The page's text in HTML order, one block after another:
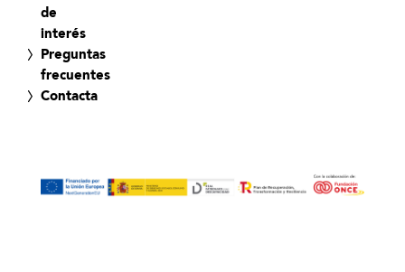
de
interés
Preguntas
frecuentes
Contacta